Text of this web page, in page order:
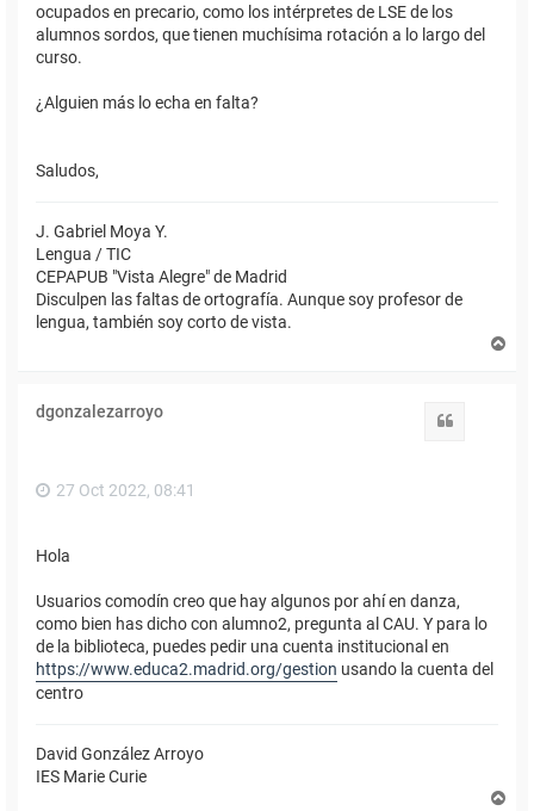
ocupados en precario, como los intérpretes de LSE de los
alumnos sordos, que tienen muchísima rotación a lo largo del
curso.
¿Alguien más lo echa en falta?
Saludos,
J. Gabriel Moya Y.
Lengua / TIC
CEPAPUB "Vista Alegre" de Madrid
Disculpen las faltas de ortografía. Aunque soy profesor de
lengua, también soy corto de vista.
dgonzalezarroyo
27 Oct 2022, 08:41
Hola
Usuarios comodín creo que hay algunos por ahí en danza,
como bien has dicho con alumno2, pregunta al CAU. Y para lo
de la biblioteca, puedes pedir una cuenta institucional en
https://www.educa2.madrid.org/gestion usando la cuenta del
centro
David González Arroyo
IES Marie Curie